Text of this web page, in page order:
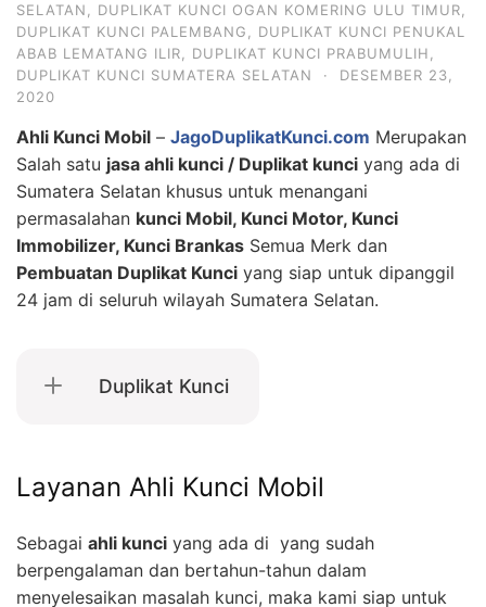
SELATAN, DUPLIKAT KUNCI OGAN KOMERING ULU TIMUR,
DUPLIKAT KUNCI PALEMBANG, DUPLIKAT KUNCI PENUKAL
ABAB LEMATANG ILIR, DUPLIKAT KUNCI PRABUMULIH,
DUPLIKAT KUNCI SUMATERA SELATAN
·
DESEMBER 23,
2020
Ahli Kunci Mobil – JagoDuplikatKunci.com Merupakan
Salah satu jasa ahli kunci / Duplikat kunci yang ada di
Sumatera Selatan khusus untuk menangani
permasalahan kunci Mobil, Kunci Motor, Kunci
Immobilizer, Kunci Brankas Semua Merk dan
Pembuatan Duplikat Kunci yang siap untuk dipanggil
24 jam di seluruh wilayah Sumatera Selatan.
Duplikat Kunci
Layanan Ahli Kunci Mobil
Sebagai ahli kunci yang ada di yang sudah
berpengalaman dan bertahun-tahun dalam
menyelesaikan masalah kunci, maka kami siap untuk